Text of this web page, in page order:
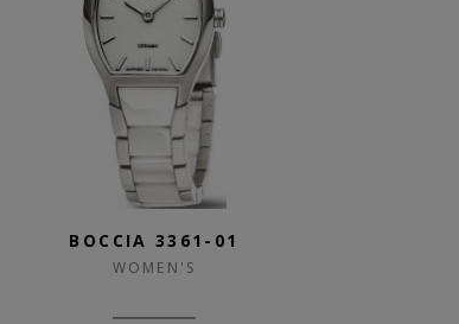
BOCCIA 3361-01
WOMEN'S